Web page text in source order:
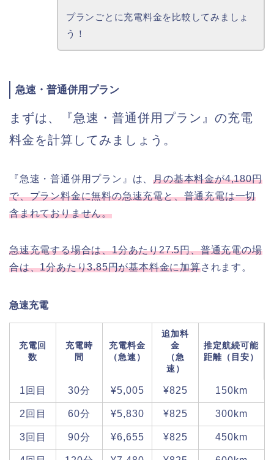
プランごとに充電料金を比較してみましょ
う！
急速・普通併用プラン
まずは、『急速・普通併用プラン』の充電
料金を計算してみましょう。
『急速・普通併用プラン』は、月の基本料金が4,180円
で、プラン料金に無料の急速充電と、普通充電は一切
含まれておりません。
急速充電する場合は、1分あたり27.5円、普通充電の場
合は、1分あたり3.85円が基本料金に加算されます。
急速充電
充電回
数
充電時
間
充電料金
（急速）
追加料
金
（急
速）
推定航続可能
距離（目安）
1回目 30分 ¥5,005 ¥825 150km
2回目 60分 ¥5,830 ¥825 300km
3回目 90分 ¥6,655 ¥825 450km